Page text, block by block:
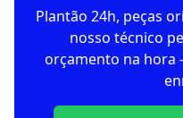
Plantão 24h, peças
nosso técnico
orçamento na hora